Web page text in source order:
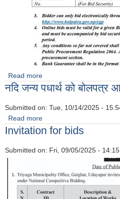
Read more
Triyuga Municipality
नदि जन्य पधार्थ को बोलपत्र
Submitted on: Tue, 10/14/2025 -
Read more
Invitation for bids
Submitted on: Fri, 09/05/2025 - 14:15